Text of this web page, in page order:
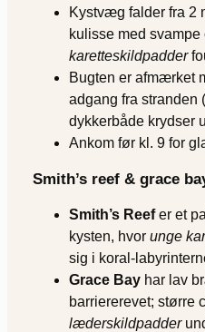
Kystvæg falder fra 2
kulisse med
karetteskildpadder
Bugten er afmærket
adgang fra stranden (
dykkerbåde krydser
Ankom før kl. 9 for
Smith’s reef & grace
Smith’s Reefer et
kysten, hvor unge
sig i koral-
Grace Bay har lav
barriererevet; større
læderskildpadder